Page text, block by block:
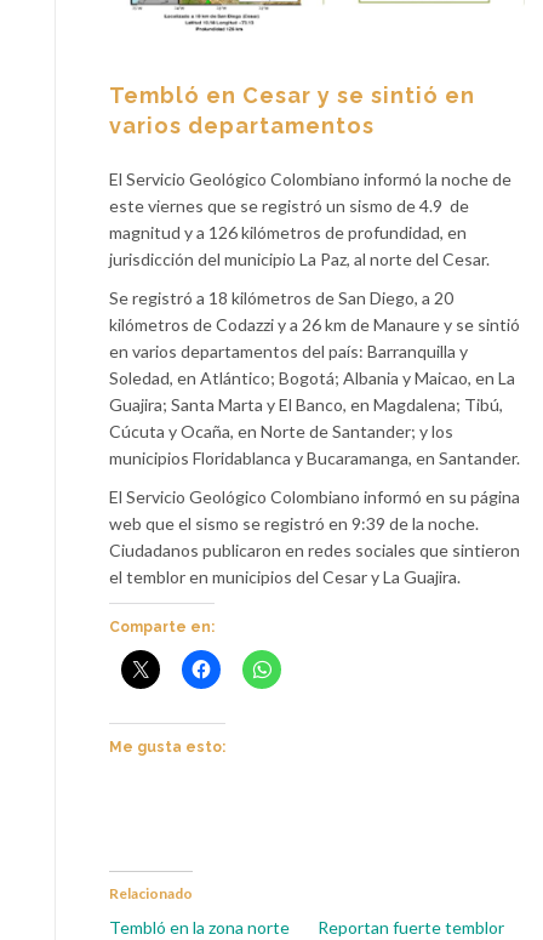
Tembló en Cesar y se sintió en
varios departamentos
El Servicio Geológico Colombiano informó la noche de
este viernes que se registró un sismo de 4.9 de
magnitud y a 126 kilómetros de profundidad, en
jurisdicción del municipio La Paz, al norte del Cesar.
Se registró a 18 kilómetros de San Diego, a 20
kilómetros de Codazzi y a 26 km de Manaure y se sintió
en varios departamentos del país: Barranquilla y
Soledad, en Atlántico; Bogotá; Albania y Maicao, en La
Guajira; Santa Marta y El Banco, en Magdalena; Tibú,
Cúcuta y Ocaña, en Norte de Santander; y los
municipios Floridablanca y Bucaramanga, en Santander.
El Servicio Geológico Colombiano informó en su página
web que el sismo se registró en 9:39 de la noche.
Ciudadanos publicaron en redes sociales que sintieron
el temblor en municipios del Cesar y La Guajira.
Comparte en:
Me gusta esto:
Relacionado
Tembló en la zona norte
Reportan fuerte temblor